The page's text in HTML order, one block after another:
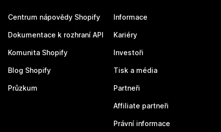
Centrum nápovědy Shopify
Dokumentace k rozhraní API
Komunita Shopify
Blog Shopify
Průzkum
Informace
Kariéry
Investoři
Tisk a média
Partneři
Affiliate partneři
Právní informace